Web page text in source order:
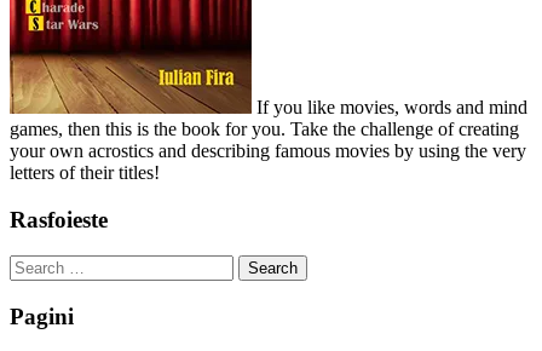
If you like movies, words and mind
games, then this is the book for you. Take the challenge of creating
your own acrostics and describing famous movies by using the very
letters of their titles!
Rasfoieste
Search
for:
Pagini